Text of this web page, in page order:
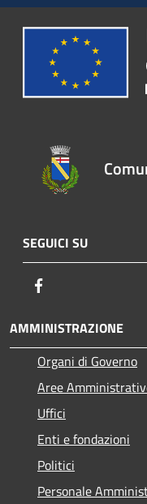
SEGUICI SU
AMMINISTRAZIONE
Organi di Governo
Aree
Uffici
Enti e fondazioni
Politici
Personale